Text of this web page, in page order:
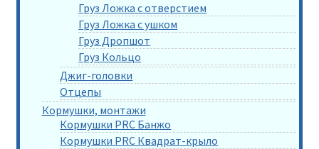
Груз Ложка с отверстием
Груз Ложка с ушком
Груз Дропшот
Груз Кольцо
Джиг-головки
Отцепы
Кормушки, монтажи
Кормушки PRC Банжо
Кормушки PRC Квадрат-крыло